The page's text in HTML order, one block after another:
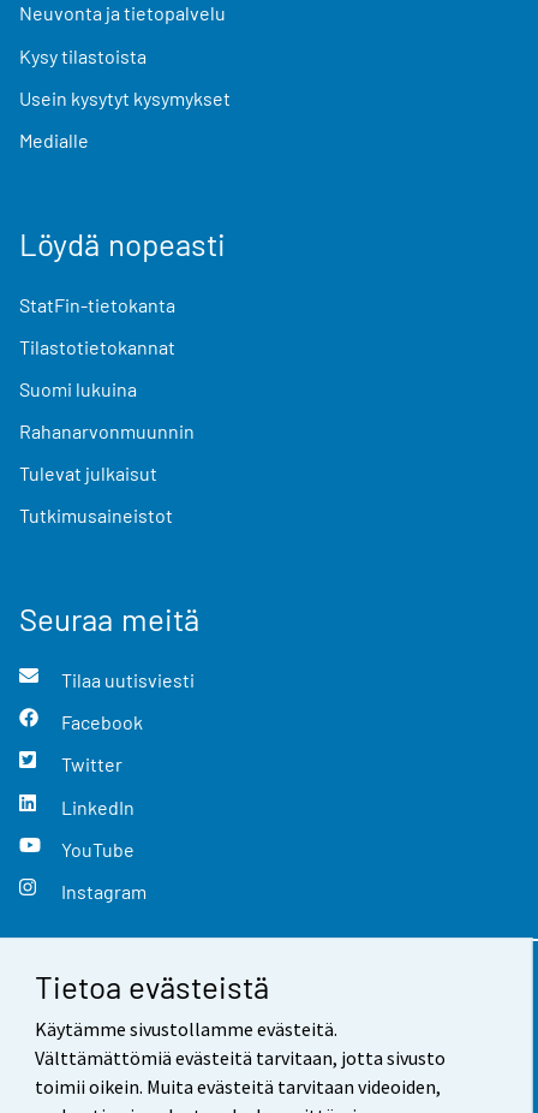
Tietoa evästeistä
Käytämme sivustollamme evästeitä.
Välttämättömiä evästeitä tarvitaan, jotta sivusto
toimii oikein. Muita evästeitä tarvitaan videoiden,
Neuvonta ja tietopalvelu
Kysy tilastoista
Usein kysytyt kysymykset
Medialle
Löydä nopeasti
StatFin-tietokanta
Tilastotietokannat
Suomi lukuina
Rahanarvonmuunnin
Tulevat julkaisut
Tutkimusaineistot
Seuraa meitä
Tilaa uutisviesti
Facebook
Twitter
LinkedIn
YouTube
Instagram
Yhteystiedot
Palaute
Käyttöehdot